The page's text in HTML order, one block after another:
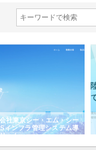
会社アクアスペースが水中
陸上まで一貫施工できる理